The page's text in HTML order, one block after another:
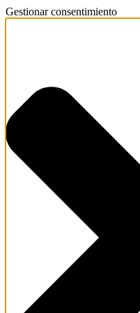
Gestionar consentimiento